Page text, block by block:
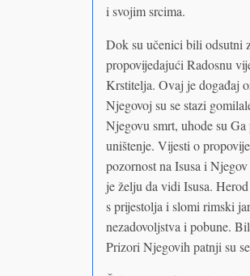
i svojim srcima.
Dok su učenici bili odsutni
propovijedajući Radosnu
Krstitelja. Ovaj je događaj
Njegovoj su se stazi
Njegovu smrt, uhode su Ga
uništenje. Vijesti o
pozornost na Isusa i
je želju da vidi Isusa.
s prijestolja i slomi rimski
nezadovoljstva i pobune.
Prizori Njegovih patnji su